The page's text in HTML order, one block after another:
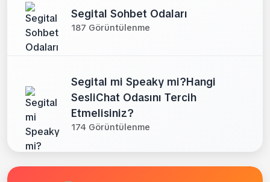
Segital Sohbet Odaları
187 Görüntülenme
Segital mi Speaky mi?Hangi
SesliChat Odasını Tercih
Etmelisiniz?
174 Görüntülenme